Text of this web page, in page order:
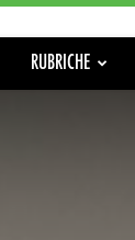
RUBRICHE